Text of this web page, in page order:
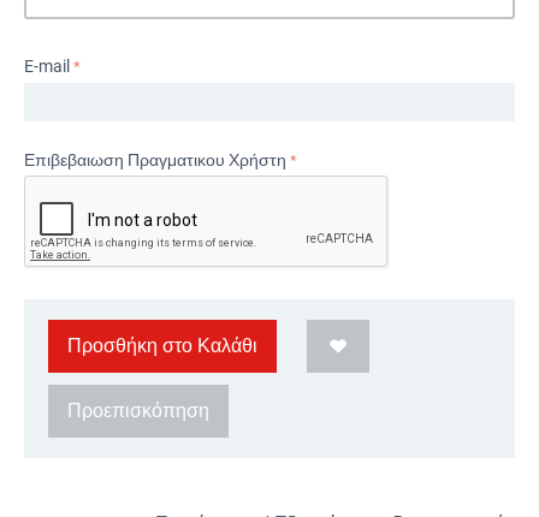
E-mail
Επιβεβαιωση Πραγματικου Χρήστη
Προσθήκη στο Καλάθι
Προεπισκόπηση